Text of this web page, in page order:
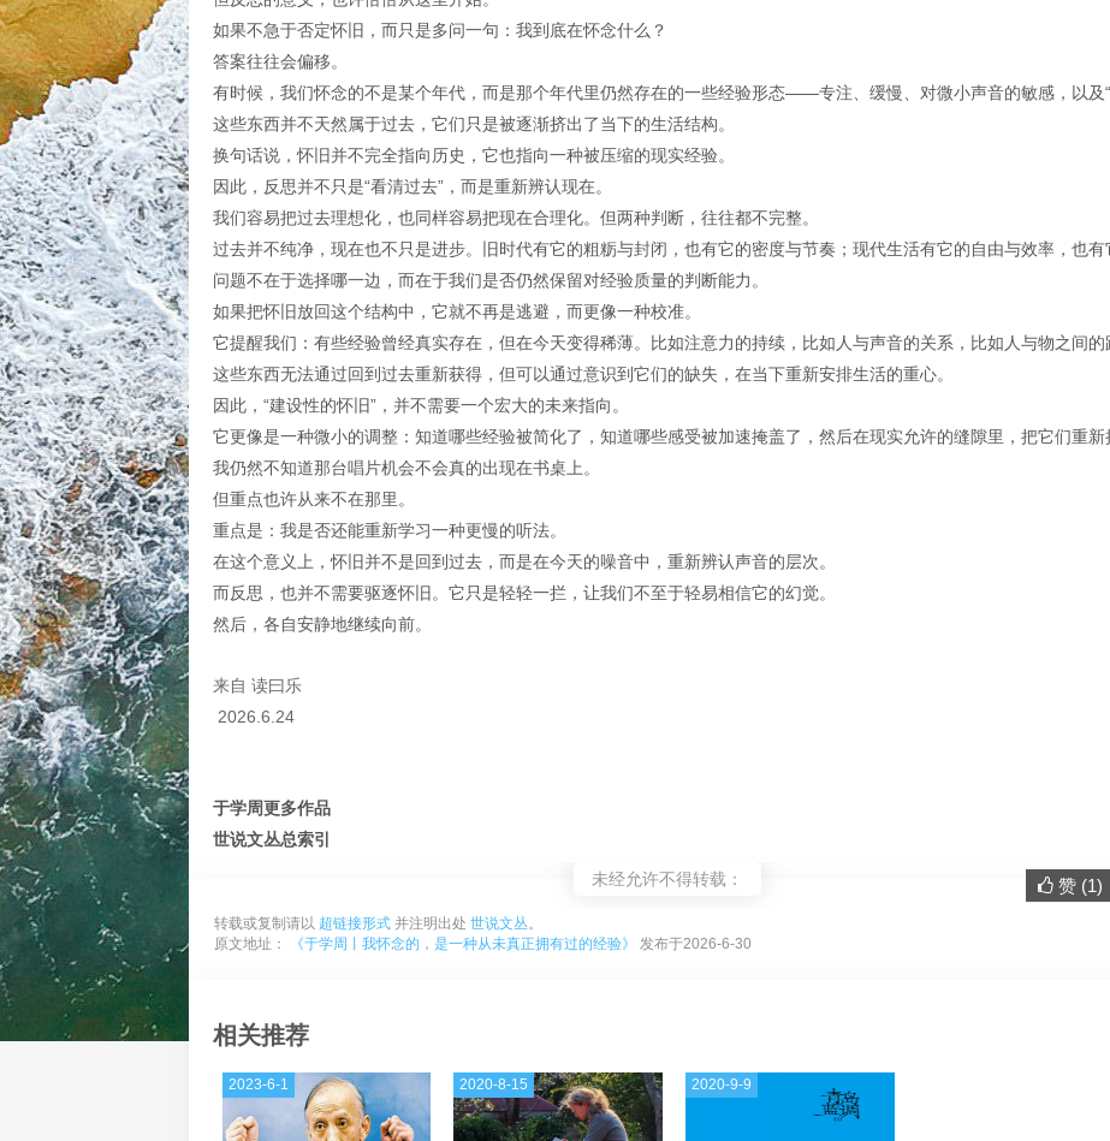
如果不急于否定怀旧，而只是多问一句：我到底在怀念什么？
答案往往会偏移。
有时候，我们怀念的不是某个年代，而是那个年代里仍然存在的一些经验形态——专注、缓慢、对微小声音的敏感，以及“
这些东西并不天然属于过去，它们只是被逐渐挤出了当下的生活结构。
换句话说，怀旧并不完全指向历史，它也指向一种被压缩的现实经验。
因此，反思并不只是“看清过去”，而是重新辨认现在。
我们容易把过去理想化，也同样容易把现在合理化。但两种判断，往往都不完整。
过去并不纯净，现在也不只是进步。旧时代有它的粗粝与封闭，也有它的密度与节奏；现代生活有它的自由与效率，也有
问题不在于选择哪一边，而在于我们是否仍然保留对经验质量的判断能力。
如果把怀旧放回这个结构中，它就不再是逃避，而更像一种校准。
它提醒我们：有些经验曾经真实存在，但在今天变得稀薄。比如注意力的持续，比如人与声音的关系，比如人与物之间的
这些东西无法通过回到过去重新获得，但可以通过意识到它们的缺失，在当下重新安排生活的重心。
因此，“建设性的怀旧”，并不需要一个宏大的未来指向。
它更像是一种微小的调整：知道哪些经验被简化了，知道哪些感受被加速掩盖了，然后在现实允许的缝隙里，把它们重新
我仍然不知道那台唱片机会不会真的出现在书桌上。
但重点也许从来不在那里。
重点是：我是否还能重新学习一种更慢的听法。
在这个意义上，怀旧并不是回到过去，而是在今天的噪音中，重新辨认声音的层次。
而反思，也并不需要驱逐怀旧。它只是轻轻一拦，让我们不至于轻易相信它的幻觉。
然后，各自安静地继续向前。
来自 读曰乐
2026.6.24
于学周更多作品
世说文丛总索引
赞 (1)
未经允许不得转载：
转载或复制请以 超链接形式 并注明出处 世说文丛。
原文地址：
《于学周丨我怀念的，是一种从未真正拥有过的经验》 发布于2026-6-30
相关推荐
2023-6-1 2020-8-15 2020-9-9